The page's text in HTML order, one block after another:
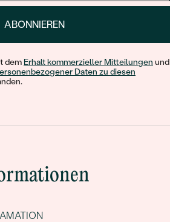
ABONNIEREN
dem Erhalt kommerzieller Mitteilungen und
Daten zu diesen